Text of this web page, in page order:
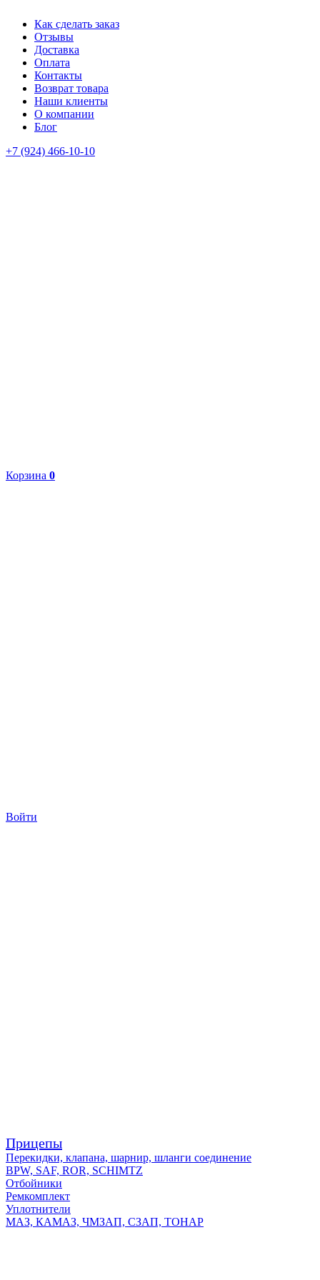
Как сделать заказ
Отзывы
Доставка
Оплата
Контакты
Возврат товара
Наши клиенты
О компании
Блог
+7 (924) 466-10-10
Корзина 0
Войти
Прицепы
Перекидки, клапана, шарнир, шланги соединение
BPW, SAF, ROR, SCHIMTZ
Отбойники
Ремкомплект
Уплотнители
МАЗ, КАМАЗ, ЧМЗАП, СЗАП, ТОНАР